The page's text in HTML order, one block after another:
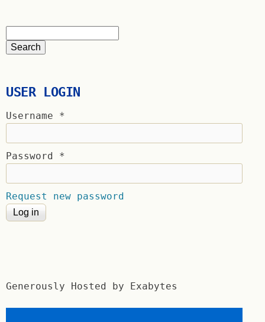
USER LOGIN
Username *
Password *
Request new password
Generously Hosted by Exabytes